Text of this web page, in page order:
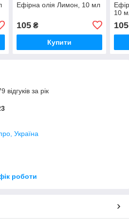
Ефірна олія Лимон, 10 мл
105₴
Купити
10
105
за рік
Україна
роботи